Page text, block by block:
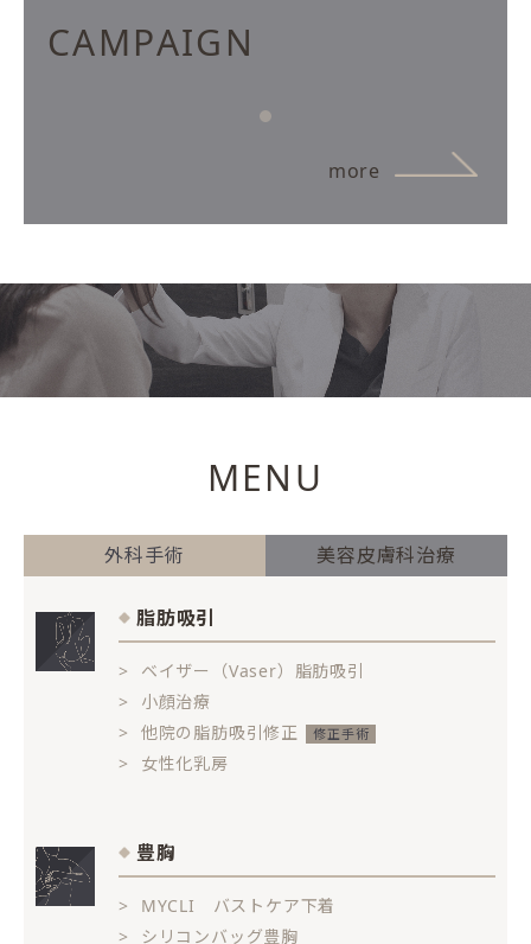
CAMPAIGN
more
MENU
外科手術 美容皮膚科治療
脂肪吸引
ベイザー（Vaser）脂肪吸引
小顔治療
他院の脂肪吸引修正
女性化乳房
豊胸
MYCLI バストケア下着
シリコンバッグ豊胸